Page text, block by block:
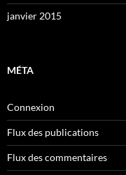
janvier 2015
MÉTA
Connexion
Flux des publications
Flux des commentaires